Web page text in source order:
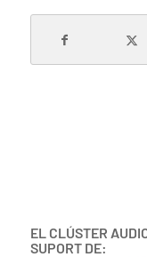
EL CLÚSTER
SUPORT DE: